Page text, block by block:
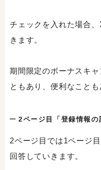
チェックを入れた場合
きます。
期間限定のボーナスキ
ともあり、便利なことも
2ページ目「登録情報の
2ページ目では1ページ
回答していきます。